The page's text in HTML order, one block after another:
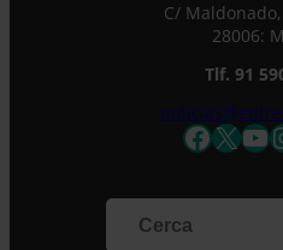
C/
28006:
Tlf. 91
X